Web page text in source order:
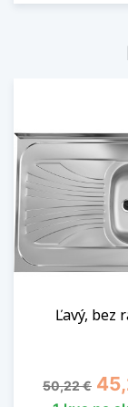
Ľavý, bez
Základná
50,22 €